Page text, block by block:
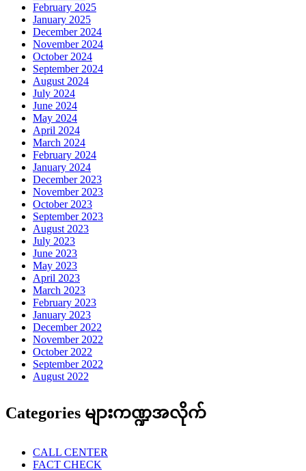
February 2025
January 2025
December 2024
November 2024
October 2024
September 2024
August 2024
July 2024
June 2024
May 2024
April 2024
March 2024
February 2024
January 2024
December 2023
November 2023
October 2023
September 2023
August 2023
July 2023
June 2023
May 2023
April 2023
March 2023
February 2023
January 2023
December 2022
November 2022
October 2022
September 2022
August 2022
Categories များကဏ္ဍအလိုက်
CALL CENTER
FACT CHECK